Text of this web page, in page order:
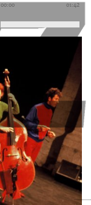
00:00 01:42